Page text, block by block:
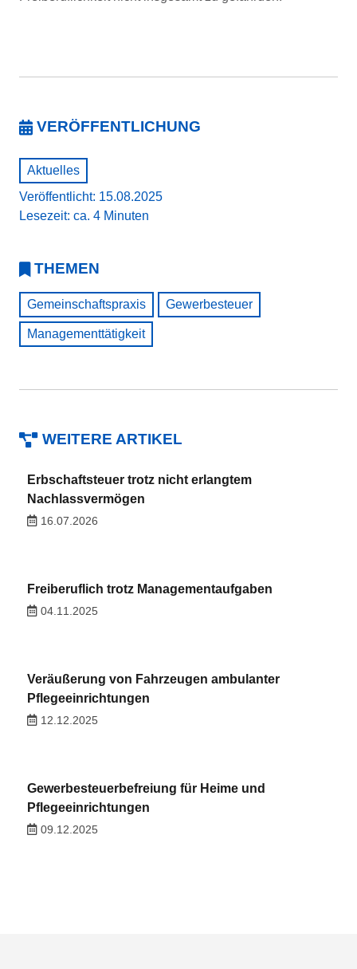
VERÖFFENTLICHUNG
Aktuelles
Veröffentlicht: 15.08.2025
Lesezeit: ca. 4 Minuten
THEMEN
Gemeinschaftspraxis Gewerbesteuer
Managementtätigkeit
WEITERE ARTIKEL
Erbschaftsteuer trotz nicht erlangtem
Nachlassvermögen
16.07.2026
Freiberuflich trotz Managementaufgaben
04.11.2025
Veräußerung von Fahrzeugen ambulanter
Pflegeeinrichtungen
12.12.2025
Gewerbesteuerbefreiung für Heime und
Pflegeeinrichtungen
09.12.2025